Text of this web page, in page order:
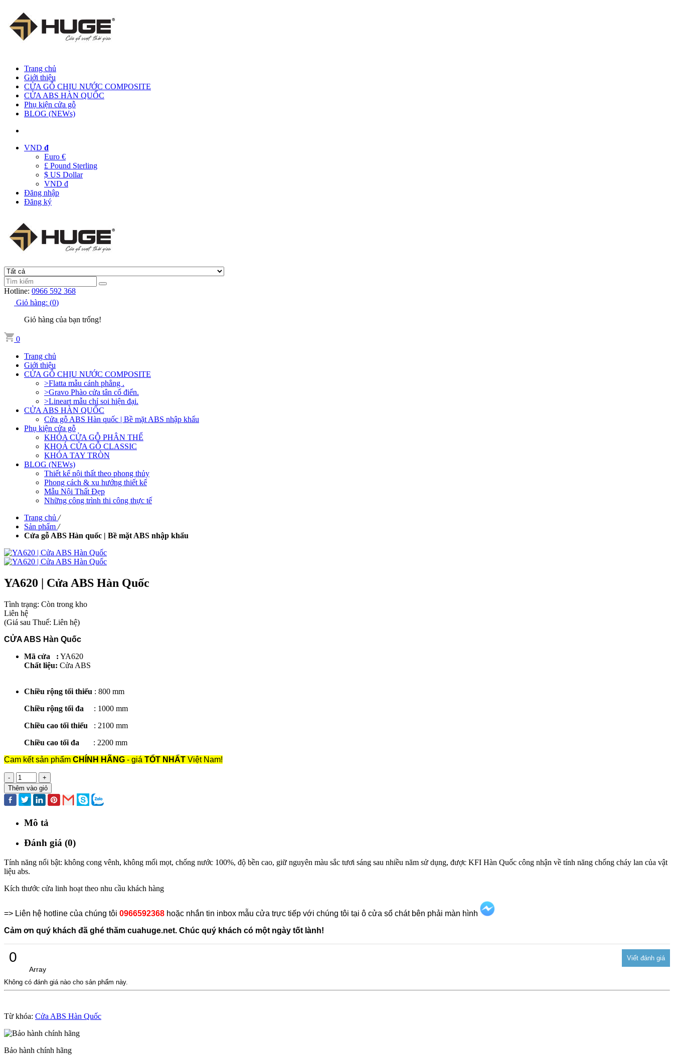
Trang chủ
Giới thiệu
CỬA GỖ CHỊU NƯỚC COMPOSITE
CỬA ABS HÀN QUỐC
Phụ kiện cửa gỗ
BLOG (NEWs)
VND đ
Euro €
£ Pound Sterling
$ US Dollar
VND đ
Đăng nhập
Đăng ký
Hotline: 0966 592 368
Giỏ hàng: (0)
Giỏ hàng của bạn trống!
0
Trang chủ
Giới thiệu
CỬA GỖ CHỊU NƯỚC COMPOSITE
>Flatta mẫu cánh phẳng .
>Gravo Phào cửa tân cổ điển.
>Lineart mẫu chỉ soi hiện đại.
CỬA ABS HÀN QUỐC
Cửa gỗ ABS Hàn quốc | Bề mặt ABS nhập khẩu
Phụ kiện cửa gỗ
KHÓA CỬA GỖ PHÂN THỂ
KHOÁ CỬA GỖ CLASSIC
KHÓA TAY TRÒN
BLOG (NEWs)
Thiết kế nội thất theo phong thủy
Phong cách & xu hướng thiết kế
Mẫu Nội Thất Đẹp
Những công trình thi công thực tế
Trang chủ /
Sản phẩm /
Cửa gỗ ABS Hàn quốc | Bề mặt ABS nhập khẩu
YA620 | Cửa ABS Hàn Quốc
Tình trạng: Còn trong kho
Liên hệ
(Giá sau Thuế: Liên hệ)
CỬA ABS Hàn Quốc
Mã cửa : YA620
Chất liệu: Cửa ABS
Chiều rộng tối thiểu : 800 mm
Chiều rộng tối đa : 1000 mm
Chiều cao tối thiểu : 2100 mm
Chiều cao tối đa : 2200 mm
Cam kết sản phẩm CHÍNH HÃNG - giá TỐT NHẤT Việt Nam!
-
+
Thêm vào giỏ
Mô tả
Đánh giá (0)
Tính năng nổi bật: không cong vênh, không mối mọt, chống nước 100%, độ bền cao, giữ nguyên màu sắc tươi sáng sau nhiều năm sử dụng, được KFI Hàn Quốc công nhận về tính năng chống cháy lan của vật
liệu abs.
Kích thước cửa linh hoạt theo nhu cầu khách hàng
=> Liên hệ hotline của chúng tôi 0966592368 hoặc nhắn tin inbox mẫu cửa trực tiếp với chúng tôi tại ô cửa sổ chát bên phải màn hình
Cảm ơn quý khách đã ghé thăm cuahuge.net. Chúc quý khách có một ngày tốt lành!
0
Array
Không có đánh giá nào cho sản phẩm này.
Từ khóa: Cửa ABS Hàn Quốc
Bảo hành chính hãng